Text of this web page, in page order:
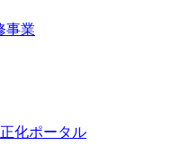
事業
化ポータル